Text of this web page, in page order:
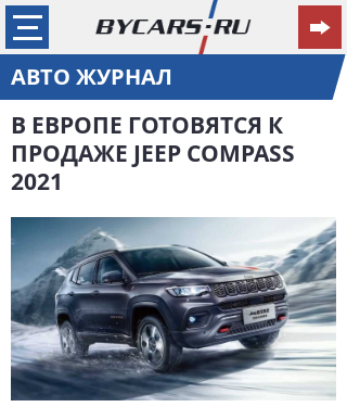
АВТО ЖУРНАЛ
В ЕВРОПЕ ГОТОВЯТСЯ К
ПРОДАЖЕ JEEP COMPASS
2021